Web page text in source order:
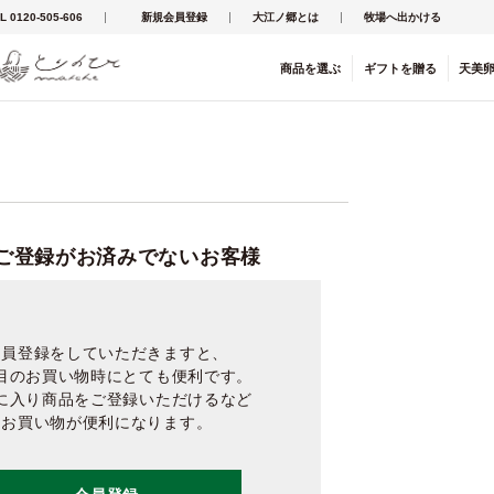
0120-505-606 新規会員登録 大江ノ郷とは 牧場へ出かける
商品を選ぶ ギフト を贈る 天美
登録がお済みでないお客様
登録をしていただきますと、
のお買い物時にとても便利です。
入り商品をご登録いただけるなど
お買い物が便利になります。